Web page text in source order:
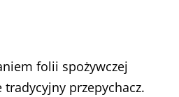
folii spożywczej
przepychacz.